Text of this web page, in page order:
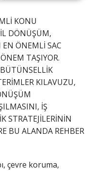
KONU
DÖNÜŞÜM,
ÖNEMLİ SAC
TAŞIYOR.
KILAVUZU,
İŞ
STRATEJİLERİNİN
BU ALANDA REHBER
çevre koruma,